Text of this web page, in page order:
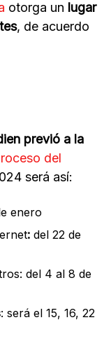
otorga un lugar
, de acuerdo
previó a la
del
será así:
enero
: del 22 de
del 4 al 8 de
: será el 15, 16, 22